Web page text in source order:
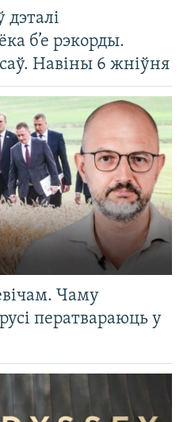
дэталі
б’е рэкорды.
Навіны 6 жніўня
Чаму
ператвараюць у